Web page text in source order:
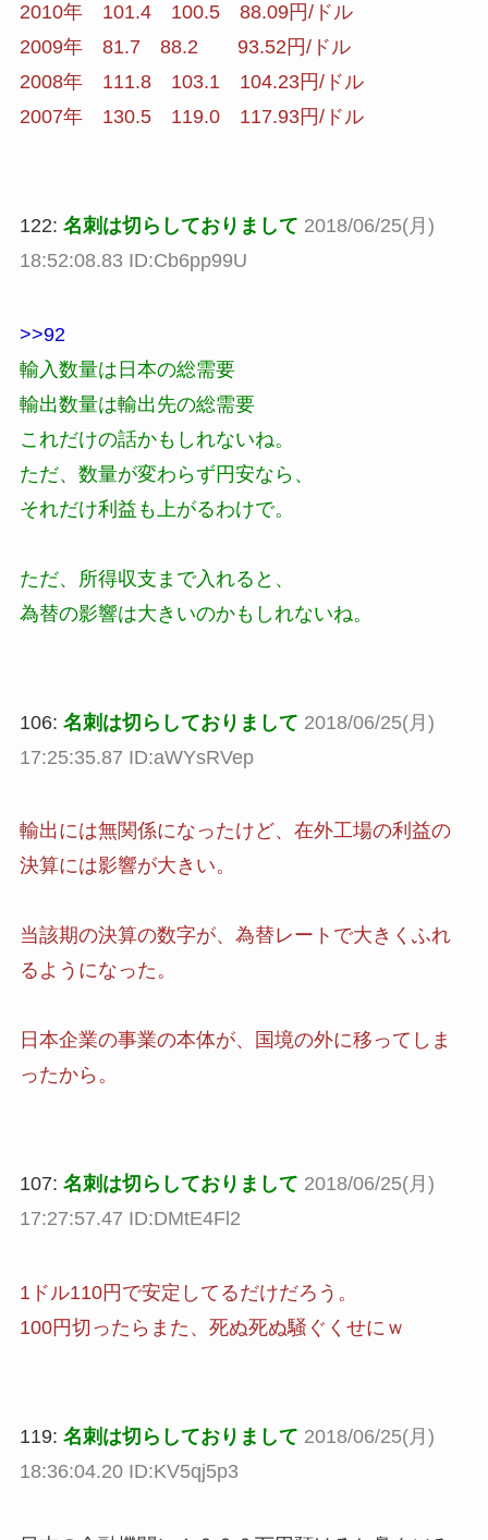
2010年 101.4 100.5 88.09円/ドル
2009年 81.7 88.2 93.52円/ドル
2008年 111.8 103.1 104.23円/ドル
2007年 130.5 119.0 117.93円/ドル
122: 名刺は切らしておりまして 2018/06/25(月)
18:52:08.83 ID:Cb6pp99U
>>92
輸入数量は日本の総需要
輸出数量は輸出先の総需要
これだけの話かもしれないね。
ただ、数量が変わらず円安なら、
それだけ利益も上がるわけで。
ただ、所得収支まで入れると、
為替の影響は大きいのかもしれないね。
106: 名刺は切らしておりまして 2018/06/25(月)
17:25:35.87 ID:aWYsRVep
輸出には無関係になったけど、在外工場の利益の
決算には影響が大きい。
当該期の決算の数字が、為替レートで大きくふれ
るようになった。
日本企業の事業の本体が、国境の外に移ってしま
ったから。
107: 名刺は切らしておりまして 2018/06/25(月)
17:27:57.47 ID:DMtE4Fl2
1ドル110円で安定してるだけだろう。
100円切ったらまた、死ぬ死ぬ騒ぐくせにｗ
119: 名刺は切らしておりまして 2018/06/25(月)
18:36:04.20 ID:KV5qj5p3